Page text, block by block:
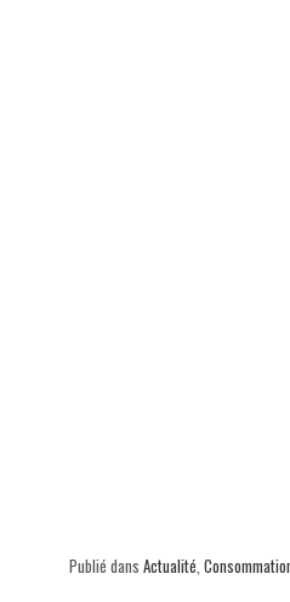
Publié dans Actualité,